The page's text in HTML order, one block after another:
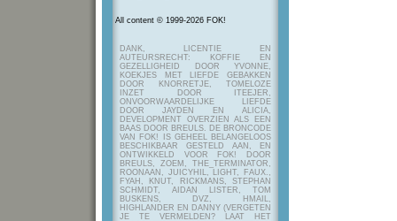
All content © 1999-2026 FOK!
DANK, LICENTIE EN
AUTEURSRECHT: KOFFIE EN
GEZELLIGHEID DOOR YVONNE,
KOEKJES MET LIEFDE GEBAKKEN
DOOR KNORRETJE, TOMELOZE
INZET DOOR ITEEJER,
ONVOORWAARDELIJKE LIEFDE
DOOR JAYDEN EN ALICIA,
DEVELOPMENT OVERZIEN ALS EEN
BAAS DOOR BREULS. DE BRONCODE
VAN FOK! IS GEHEEL BELANGELOOS
BESCHIKBAAR GESTELD AAN, EN
ONTWIKKELD VOOR FOK! DOOR
BREULS, ZOEM, THE_TERMINATOR,
ROONAAN, JUICYHIL, LIGHT, FAUX.,
FYAH, KNUT, RICKMANS, STEPHAN
SCHMIDT, AIDAN LISTER, TOM
BUSKENS, DVZ, HMAIL,
HIGHLANDER EN DANNY (VERGETEN
JE TE VERMELDEN? LAAT HET